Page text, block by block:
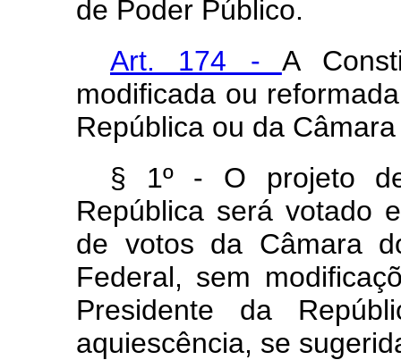
de Poder Público.
Art. 174 - A
modificada ou
República ou da
§ 1º - O projeto
República será votado
de votos da Câmara
Federal, sem
Presidente da
aquiescência, se